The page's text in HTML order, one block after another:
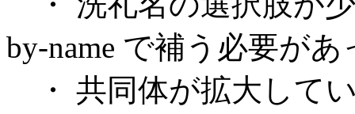
by-name で補う必要が
・ 共同体が拡大して